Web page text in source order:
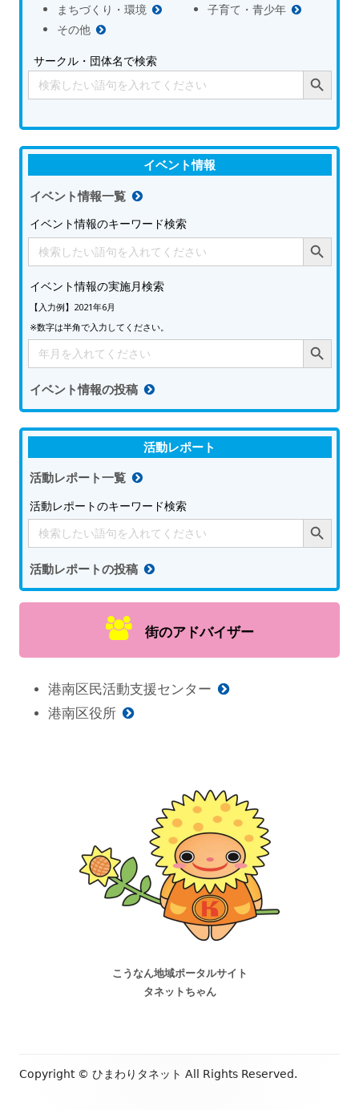
まちづくり・環境
子育て・青少年
その他
サークル・団体名で検索
Search
for:
Search Button
イベント情報
イベント情報一覧
イベント情報のキーワード検索
Search
for:
Search Button
イベント情報の実施月検索
【入力例】2021年6月
※数字は半角で入力してください。
Search
for:
Search Button
イベント情報の投稿
活動レポート
活動レポート一覧
活動レポートのキーワード検索
Search
for:
Search Button
活動レポートの投稿
街のアドバイザー
港南区民活動支援センター
港南区役所
こうなん地域ポータルサイト
タネットちゃん
Copyright © ひまわりタネット All Rights Reserved.